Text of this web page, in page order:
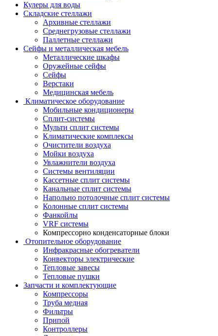
Кулеры для воды
Складские стеллажи
Архивные стеллажи
Среднегрузовые стеллажи
Паллетные стеллажи
Сейфы и металлическая мебель
Металлические шкафы
Оружейные сейфы
Сейфы
Верстаки
Медицинская мебель
Климатическое оборудование
Мобильные кондиционеры
Сплит-системы
Мульти сплит системы
Климатические комплексы
Очистители воздуха
Мойки воздуха
Увлажнители воздуха
Системы вентиляции
Кассетные сплит системы
Канальные сплит системы
Напольно потолочные сплит системы
Колонные сплит системы
Фанкойлы
VRF системы
Компрессорно конденсаторные блоки
Отопительное оборудование
Инфракрасные обогреватели
Конвекторы электрические
Тепловые завесы
Тепловые пушки
Запчасти и комплектующие
Компрессоры
Труба медная
Фильтры
Припой
Контроллеры